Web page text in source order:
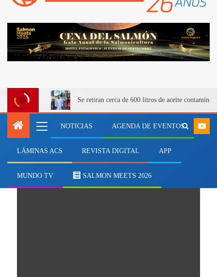
Se retiran cerca de 600 litros de aceite
NOTICIAS AGENDA DE EVENTOS
LÁMINAS ACS REVISTA DIGITAL APP
MUNDO TV SALMON MEETS 2026
producción de choritos